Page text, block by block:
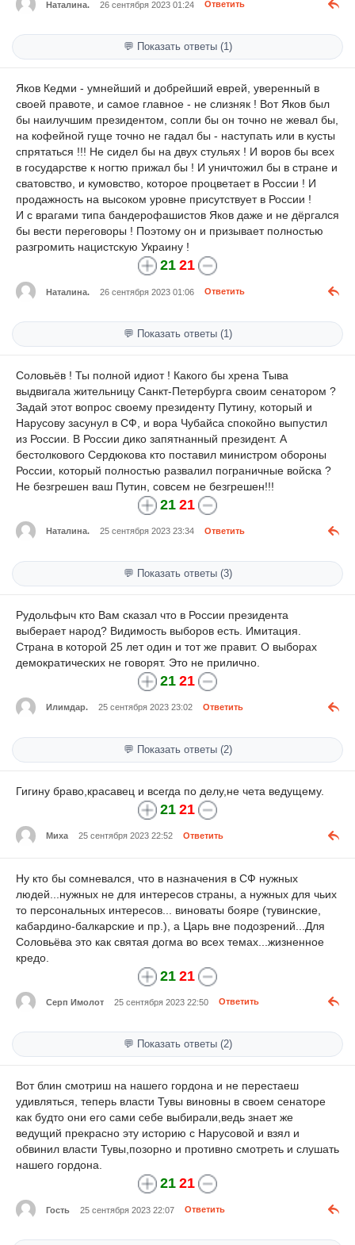
Наталина. 26 сентября 2023 01:24 Ответить
💬 Показать ответы (1)
Яков Кедми - умнейший и добрейший еврей, уверенный в
своей правоте, и самое главное - не слизняк ! Вот Яков был
бы наилучшим президентом, сопли бы он точно не жевал бы,
на кофейной гуще точно не гадал бы - наступать или в кусты
спрятаться !!! Не сидел бы на двух стульях ! И воров бы всех
в государстве к ногтю прижал бы ! И уничтожил бы в стране и
сватовство, и кумовство, которое процветает в России ! И
продажность на высоком уровне присутствует в России !
И с врагами типа бандерофашистов Яков даже и не дёргался
бы вести переговоры ! Поэтому он и призывает полностью
разгромить нацистскую Украину !
21 21
Наталина. 26 сентября 2023 01:06 Ответить
💬 Показать ответы (1)
Соловьёв ! Ты полной идиот ! Какого бы хрена Тыва
выдвигала жительницу Санкт-Петербурга своим сенатором ?
Задай этот вопрос своему президенту Путину, который и
Нарусову засунул в СФ, и вора Чубайса спокойно выпустил
из России. В России дико запятнанный президент. А
бестолкового Сердюкова кто поставил министром обороны
России, который полностью развалил пограничные войска ?
Не безгрешен ваш Путин, совсем не безгрешен!!!
21 21
Наталина. 25 сентября 2023 23:34 Ответить
💬 Показать ответы (3)
Рудольфыч кто Вам сказал что в России президента
выберает народ? Видимость выборов есть. Имитация.
Страна в которой 25 лет один и тот же правит. О выборах
демократических не говорят. Это не прилично.
21 21
Илимдар. 25 сентября 2023 23:02 Ответить
💬 Показать ответы (2)
Гигину браво,красавец и всегда по делу,не чета ведущему.
21 21
Миха 25 сентября 2023 22:52 Ответить
Ну кто бы сомневался, что в назначения в СФ нужных
людей...нужных не для интересов страны, а нужных для чьих
то персональных интересов... виноваты бояре (тувинские,
кабардино-балкарские и пр.), а Царь вне подозрений...Для
Соловьёва это как святая догма во всех темах...жизненное
кредо.
21 21
Серп Имолот 25 сентября 2023 22:50 Ответить
💬 Показать ответы (2)
Вот блин смотриш на нашего гордона и не перестаеш
удивляться, теперь власти Тувы виновны в своем сенаторе
как будто они его сами себе выбирали,ведь знает же
ведущий прекрасно эту историю с Нарусовой и взял и
обвинил власти Тувы,позорно и противно смотреть и слушать
нашего гордона.
21 21
Гость 25 сентября 2023 22:07 Ответить